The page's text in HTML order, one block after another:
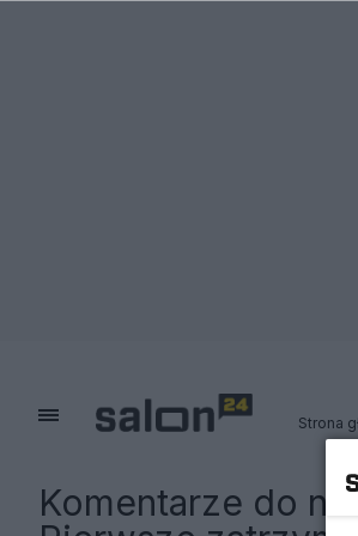
Strona
Komentarze do